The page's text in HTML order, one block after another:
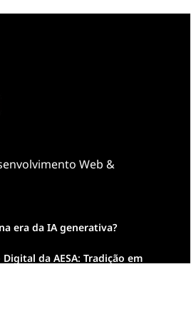
Web &
era da IA generativa?
da AESA: Tradição em